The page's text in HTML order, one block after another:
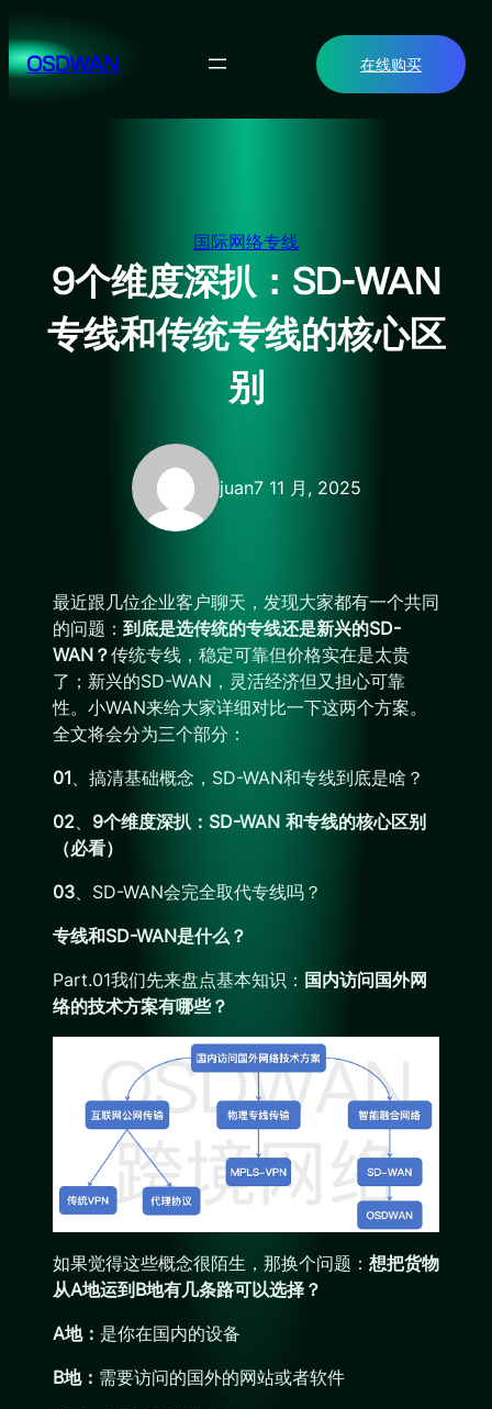
至
内OSDWAN 在线购买
国际网络专线
9个维度深扒：SD-WAN
专线和传统专线的核心区
别
juan7 11 月, 2025
最近跟几位企业客户聊天，发现大家都有一个共同
的问题： 到底是选传统的专线还是新兴的SD-
WAN？传统专线，稳定可靠但价格实在是太贵
了；新兴的SD-WAN，灵活经济但又担心可靠
性。小WAN来给大家详细对比一下这两个方案。
全文将会分为三个部分：
01、搞清基础概念，SD-WAN和专线到底是啥？
02、 9个维度深扒：SD-WAN 和专线的核心区别
（必看）
03、SD-WAN会完全取代专线吗？
专线和SD-WAN是什么？
Part.01我们先来盘点基本知识： 国内访问国外网
络的技术方案有哪些？
如果觉得这些概念很陌生，那换个问题： 想把货物
从A地运到B地有几条路可以选择？
A地： 是你在国内的设备
B地： 需要访问的国外的网站或者软件